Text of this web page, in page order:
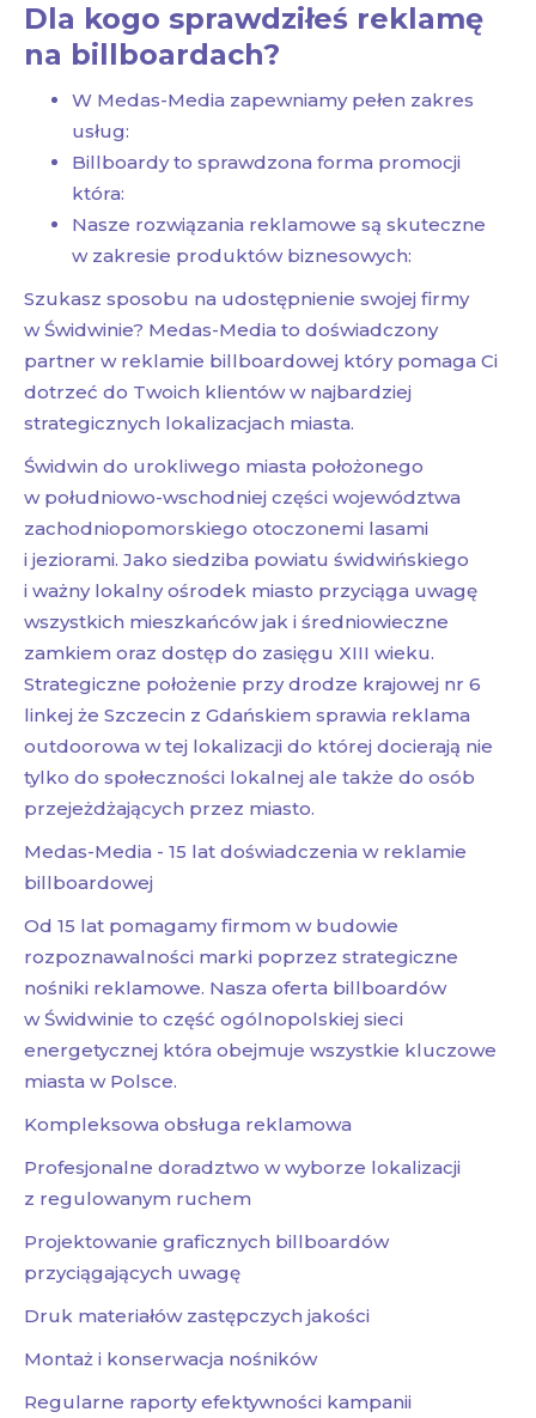
Dla kogo sprawdziłeś reklamę
na billboardach?
W Medas-Media zapewniamy pełen zakres
usług:
Billboardy to sprawdzona forma promocji
która:
Nasze rozwiązania reklamowe są skuteczne
w zakresie produktów biznesowych:
Szukasz sposobu na udostępnienie swojej firmy
w Świdwinie? Medas-Media to doświadczony
partner w reklamie billboardowej który pomaga Ci
dotrzeć do Twoich klientów w najbardziej
strategicznych lokalizacjach miasta.
Świdwin do urokliwego miasta położonego
w południowo-wschodniej części województwa
zachodniopomorskiego otoczonemi lasami
i jeziorami. Jako siedziba powiatu świdwińskiego
i ważny lokalny ośrodek miasto przyciąga uwagę
wszystkich mieszkańców jak i średniowieczne
zamkiem oraz dostęp do zasięgu XIII wieku.
Strategiczne położenie przy drodze krajowej nr 6
linkej że Szczecin z Gdańskiem sprawia reklama
outdoorowa w tej lokalizacji do której docierają nie
tylko do społeczności lokalnej ale także do osób
przejeżdżających przez miasto.
Medas-Media - 15 lat doświadczenia w reklamie
billboardowej
Od 15 lat pomagamy firmom w budowie
rozpoznawalności marki poprzez strategiczne
nośniki reklamowe. Nasza oferta billboardów
w Świdwinie to część ogólnopolskiej sieci
energetycznej która obejmuje wszystkie kluczowe
miasta w Polsce.
Kompleksowa obsługa reklamowa
Profesjonalne doradztwo w wyborze lokalizacji
z regulowanym ruchem
Projektowanie graficznych billboardów
przyciągających uwagę
Druk materiałów zastępczych jakości
Montaż i konserwacja nośników
Regularne raporty efektywności kampanii